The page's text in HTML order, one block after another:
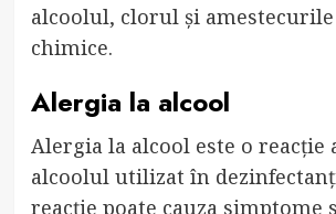
alcoolul, clorul și amestecurile
chimice.
Alergia la alcool
Alergia la alcool este o reacție
alcoolul utilizat în
reacție poate cauza simptome